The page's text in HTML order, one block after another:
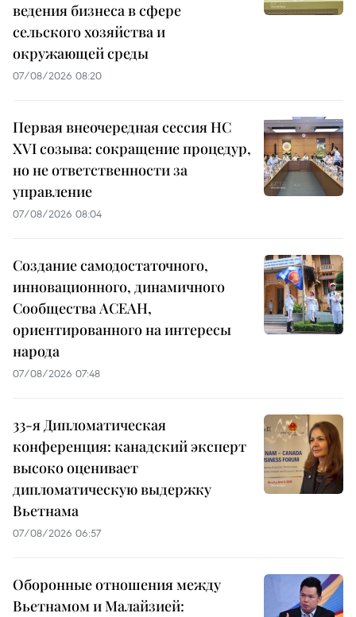
ведения бизнеса в сфере
сельского хозяйства и
окружающей среды
07/08/2026 08:20
Первая внеочередная сессия НС
XVI созыва: сокращение процедур,
но не ответственности за
управление
07/08/2026 08:04
Создание самодостаточного,
инновационного, динамичного
Сообщества АСЕАН,
ориентированного на интересы
народа
07/08/2026 07:48
33-я Дипломатическая
конференция: канадский эксперт
высоко оценивает
дипломатическую выдержку
Вьетнама
07/08/2026 06:57
Оборонные отношения между
Вьетнамом и Малайзией: